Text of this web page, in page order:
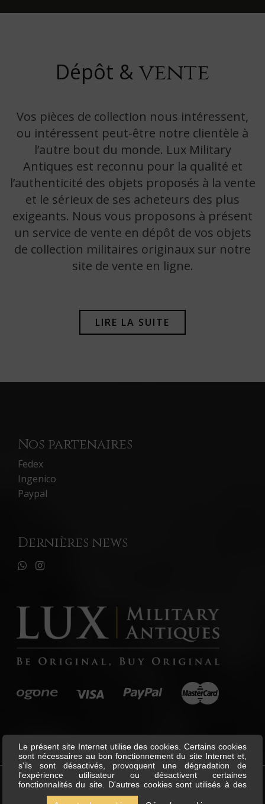
Dépôt & vente
Vos pièces de collection nous intéressent,
ou intéressent peut-être notre clientèle à
l’autre bout du monde. Lux Military
Antiques est reconnu pour la qualité et
l’authenticité des objets proposés à la vente
et le sérieux de ses acheteurs des plus
exigeants. Nous vous proposons à présent
un service de vente en dépôt de vos objets
de collection militaires originaux sur notre
site de vente en ligne.
LIRE LA SUITE
Nos partenaires
Fedex
Ingenico
Paypal
Dernières news
Lux Military Antiques
Le présent site Internet utilise des cookies. Certains cookies
sont nécessaires au bon fonctionnement du site Internet et,
s'ils sont désactivés, provoquent une dégradation de
l'expérience utilisateur ou désactivent certaines
fonctionnalités du site. D'autres cookies sont utilisés à des
fins d'analyse ou de marketing. Les cookies nous permettent